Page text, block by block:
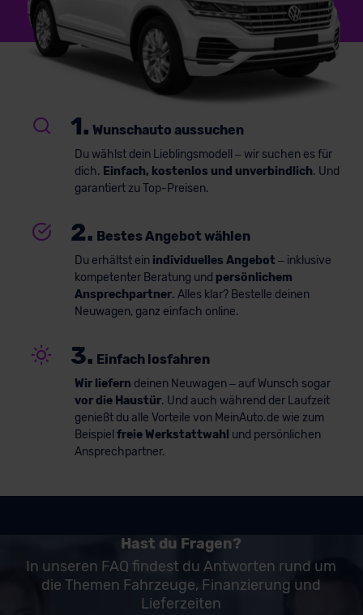
1. Wunschauto aussuchen
Du wählst dein Lieblingsmodell – wir suchen es für
dich. Einfach, kostenlos und unverbindlich. Und
garantiert zu Top-Preisen.
2. Bestes Angebot wählen
Du erhältst ein individuelles Angebot – inklusive
kompetenter Beratung und persönlichem
Ansprechpartner. Alles klar? Bestelle deinen
Neuwagen, ganz einfach online.
3. Einfach losfahren
Wir liefern deinen Neuwagen – auf Wunsch sogar
vor die Haustür. Und auch während der Laufzeit
genießt du alle Vorteile von MeinAuto.de wie zum
Beispiel freie Werkstattwahl und persönlichen
Ansprechpartner.
Hast du Fragen?
In unseren FAQ findest du Antworten rund um
die Themen Fahrzeuge, Finanzierung und
Lieferzeiten